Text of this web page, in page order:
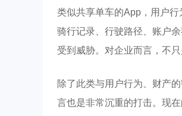
类似共享单车的App，用户
骑行记录、行驶路径、账户
受到威胁。对企业而言，不
除了此类与用户行为、财产
言也是非常沉重的打击。现